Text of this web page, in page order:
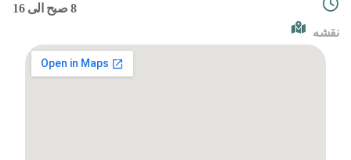
8 صبح الی 16
نقشه